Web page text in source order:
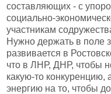
составляющих - с
социально-
участникам
Нужно держать в поле
развивается в
что в ЛНР, ДНР, чтобы
какую-то конкуренцию,
энергию на то, чтобы